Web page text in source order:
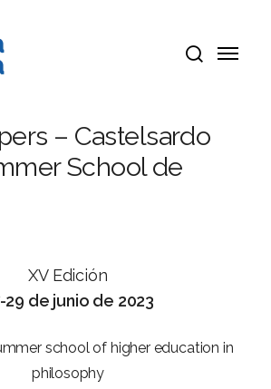
buscar
Menú
– Castelsardo
School de
XV Edición
29 de junio de 2023
school of higher education in
philosophy